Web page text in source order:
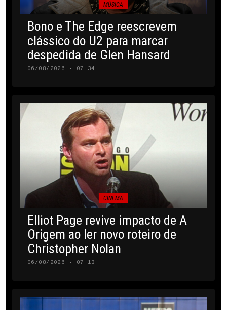
MÚSICA
Bono e The Edge reescrevem
clássico do U2 para marcar
despedida de Glen Hansard
06/08/2026 · 07:34
CINEMA
Elliot Page revive impacto de A
Origem ao ler novo roteiro de
Christopher Nolan
06/08/2026 · 07:13